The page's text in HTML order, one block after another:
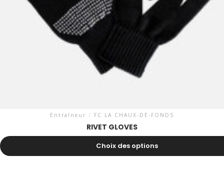
Entraîneur / FC LA CHAUX-DE-FONDS
RIVET GLOVES
8.10
Choix des options